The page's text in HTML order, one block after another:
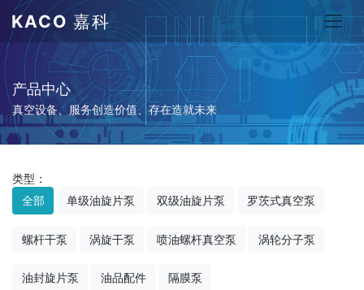
KACO 嘉科
产品中心
真空设备、服务创造价值、存在造就未来
类型：
全部
单级油旋片泵 双级油旋片泵 罗茨式真空泵
螺杆干泵 涡旋干泵 喷油螺杆真空泵 涡轮分子泵
油封旋片泵 油品配件 隔膜泵